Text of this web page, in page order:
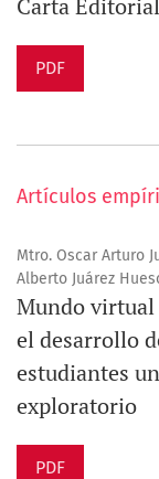
Carta Editorial
PDF
Artículos
Mtro. Oscar Arturo
Alberto Juárez
Mundo virtual
el desarrollo
estudiantes
exploratorio
PDF